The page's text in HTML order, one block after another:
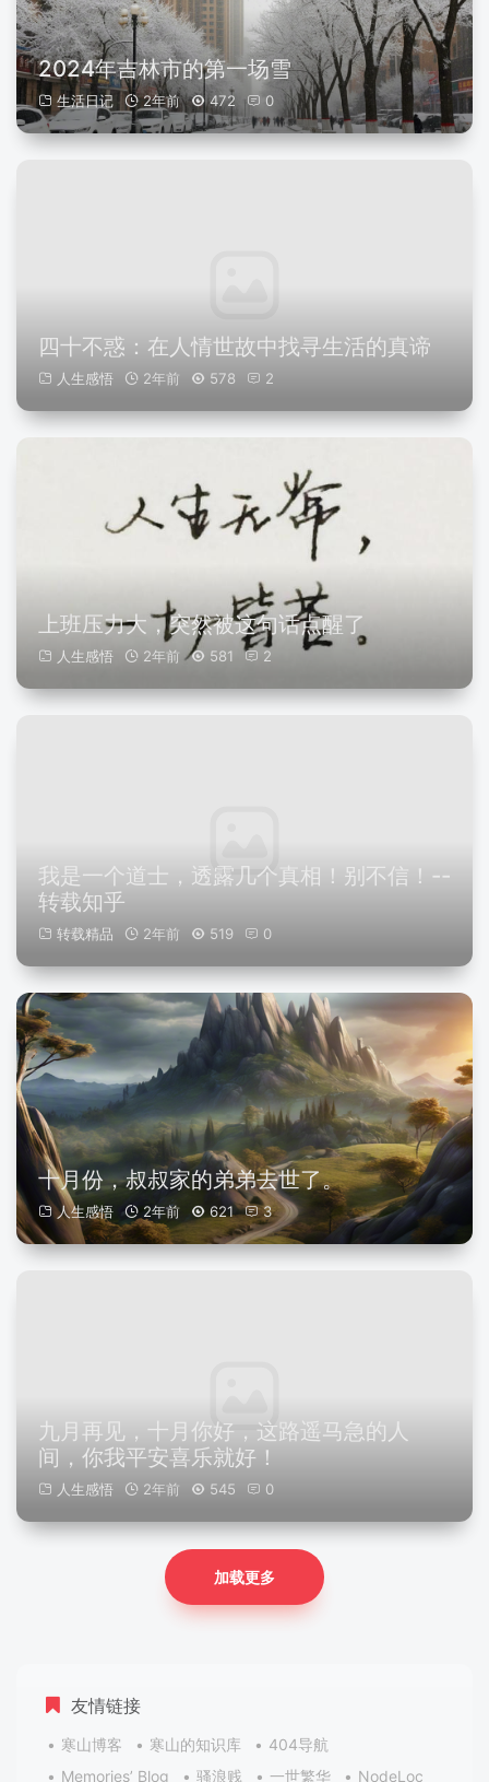
2024年吉林市的第一场雪
生活日记 2年前 472 0
四十不惑：在人情世故中找寻生活的真谛
人生感悟 2年前 578 2
上班压力大，突然被这句话点醒了
人生感悟 2年前 581 2
我是一个道士，透露几个真相！别不信！--
转载知乎
转载精品 2年前 519 0
十月份，叔叔家的弟弟去世了。
人生感悟 2年前 621 3
九月再见，十月你好，这路遥马急的人
间，你我平安喜乐就好！
人生感悟 2年前 545 0
加载更多
友情链接
寒山博客 寒山的知识库
404导航
Memories’ Blog
骚浪贱 一世繁华 NodeLoc